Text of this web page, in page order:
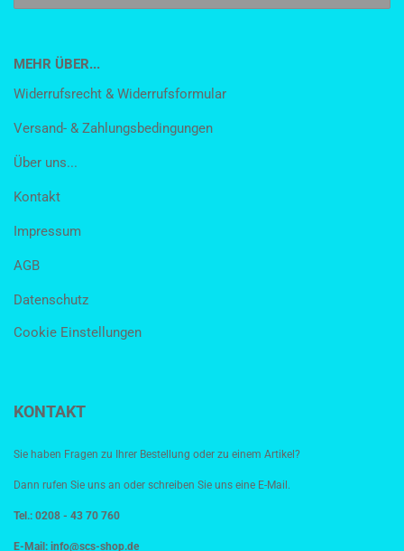
MEHR ÜBER...
Widerrufsrecht & Widerrufsformular
Versand- & Zahlungsbedingungen
Über uns...
Kontakt
Impressum
AGB
Datenschutz
Cookie Einstellungen
KONTAKT
Sie haben Fragen zu Ihrer Bestellung oder zu einem Artikel?
Dann rufen Sie uns an oder schreiben Sie uns eine E-Mail.
Tel.: 0208 - 43 70 760
E-Mail: info@scs-shop.de